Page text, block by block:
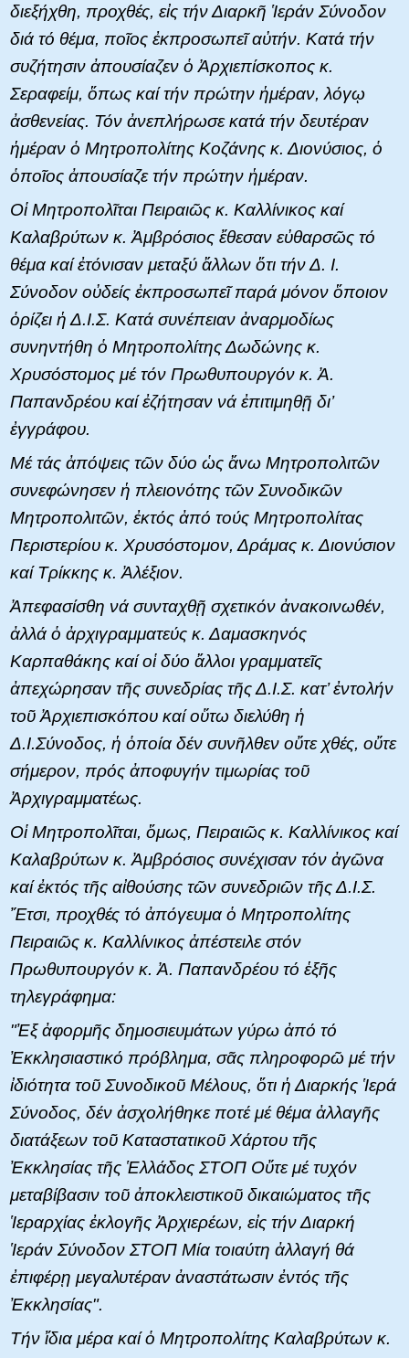
διεξήχθη, προχθές, εἰς τήν Διαρκῆ Ἱεράν Σύνοδον
διά τό θέμα, ποῖος ἐκπροσωπεῖ αὐτήν. Κατά τήν
συζήτησιν ἀπουσίαζεν ὁ Ἀρχιεπίσκοπος κ.
Σεραφείμ, ὅπως καί τήν πρώτην ἡμέραν, λόγῳ
ἀσθενείας. Τόν ἀνεπλήρωσε κατά τήν δευτέραν
ἡμέραν ὁ Μητροπολίτης Κοζάνης κ. Διονύσιος, ὁ
ὁποῖος ἀπουσίαζε τήν πρώτην ἡμέραν.
Οἱ Μητροπολῖται Πειραιῶς κ. Καλλίνικος καί
Καλαβρύτων κ. Ἀμβρόσιος ἔθεσαν εὐθαρσῶς τό
θέμα καί ἐτόνισαν μεταξύ ἄλλων ὅτι τήν Δ. Ι.
Σύνοδον οὐδείς ἐκπροσωπεῖ παρά μόνον ὅποιον
ὁρίζει ἡ Δ.Ι.Σ. Κατά συνέπειαν ἀναρμοδίως
συνηντήθη ὁ Μητροπολίτης Δωδώνης κ.
Χρυσόστομος μέ τόν Πρωθυπουργόν κ. Ἀ.
Παπανδρέου καί ἐζήτησαν νά ἐπιτιμηθῇ δι’
ἐγγράφου.
Μέ τάς ἀπόψεις τῶν δύο ὡς ἄνω Μητροπολιτῶν
συνεφώνησεν ἡ πλειονότης τῶν Συνοδικῶν
Μητροπολιτῶν, ἐκτός ἀπό τούς Μητροπολίτας
Περιστερίου κ. Χρυσόστομον, Δράμας κ. Διονύσιον
καί Τρίκκης κ. Ἀλέξιον.
Ἀπεφασίσθη νά συνταχθῇ σχετικόν ἀνακοινωθέν,
ἀλλά ὁ ἀρχιγραμματεύς κ. Δαμασκηνός
Καρπαθάκης καί οἱ δύο ἄλλοι γραμματεῖς
ἀπεχώρησαν τῆς συνεδρίας τῆς Δ.Ι.Σ. κατ’ ἐντολήν
τοῦ Ἀρχιεπισκόπου καί οὕτω διελύθη ἡ
Δ.Ι.Σύνοδος, ἡ ὁποία δέν συνῆλθεν οὔτε χθές, οὔτε
σήμερον, πρός ἀποφυγήν τιμωρίας τοῦ
Ἀρχιγραμματέως.
Οἱ Μητροπολῖται, ὅμως, Πειραιῶς κ. Καλλίνικος καί
Καλαβρύτων κ. Ἀμβρόσιος συνέχισαν τόν ἀγῶνα
καί ἐκτός τῆς αἰθούσης τῶν συνεδριῶν τῆς Δ.Ι.Σ.
Ἔτσι, προχθές τό ἀπόγευμα ὁ Μητροπολίτης
Πειραιῶς κ. Καλλίνικος ἀπέστειλε στόν
Πρωθυπουργόν κ. Ἀ. Παπανδρέου τό ἑξῆς
τηλεγράφημα:
"Ἐξ ἀφορμῆς δημοσιευμάτων γύρω ἀπό τό
Ἐκκλησιαστικό πρόβλημα, σᾶς πληροφορῶ μέ τήν
ἰδιότητα τοῦ Συνοδικοῦ Μέλους, ὅτι ἡ Διαρκής Ἱερά
Σύνοδος, δέν ἀσχολήθηκε ποτέ μέ θέμα ἀλλαγῆς
διατάξεων τοῦ Καταστατικοῦ Χάρτου τῆς
Ἐκκλησίας τῆς Ἑλλάδος ΣΤΟΠ Οὔτε μέ τυχόν
μεταβίβασιν τοῦ ἀποκλειστικοῦ δικαιώματος τῆς
Ἱεραρχίας ἐκλογῆς Ἀρχιερέων, εἰς τήν Διαρκή
Ἱεράν Σύνοδον ΣΤΟΠ Μία τοιαύτη ἀλλαγή θά
ἐπιφέρῃ μεγαλυτέραν ἀναστάτωσιν ἐντός τῆς
Ἐκκλησίας".
Τήν ἴδια μέρα καί ὁ Μητροπολίτης Καλαβρύτων κ.